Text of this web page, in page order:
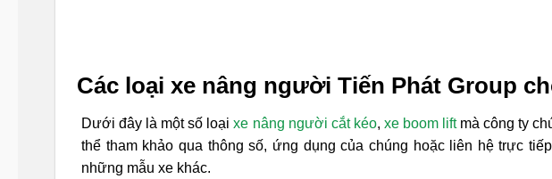
Các loại xe nâng người Tiến Phát Group
Dưới đây là một số loạixe nâng người cắt kéo, xe boom liftmà công ty
thể tham khảo qua thông số, ứng dụng của chúng hoặc liên hệ trực
những mẫu xe khác.